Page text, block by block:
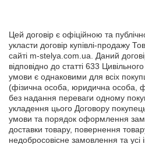
Цей договір є офіційною та
укласти договір купівлі-продажу
сайті m-stelya.com.ua. Даний
відповідно до статті 633
умови є однаковими для всіх
(фізична особа, юридична особа,
без надання переваги одному
укладення цього Договору
умови та порядок оформлення
доставки товару, повернення
недобросовісне замовлення та усі